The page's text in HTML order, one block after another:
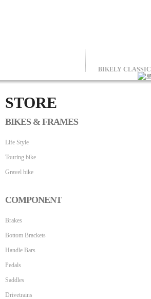
BIKELY CLASSIC
STORE
BIKES & FRAMES
Life Style
Touring bike
Gravel bike
COMPONENT
Brakes
Bottom Brackets
Handle Bars
Pedals
Saddles
Drivetrains